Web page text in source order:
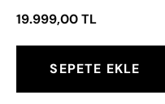
19.999,00 TL
SEPETE EKLE